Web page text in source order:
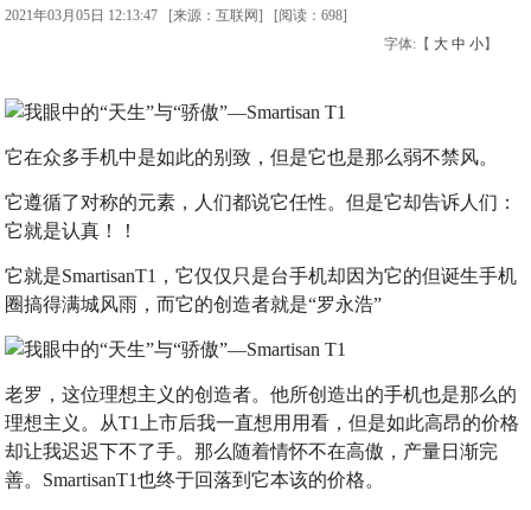
2021年03月05日 12:13:47 [来源：互联网] [阅读：698]
字体:【 大 中 小】
它在众多手机中是如此的别致，但是它也是那么弱不禁风。
它遵循了对称的元素，人们都说它任性。但是它却告诉人们：
它就是认真！！
它就是SmartisanT1，它仅仅只是台手机却因为它的但诞生手机
圈搞得满城风雨，而它的创造者就是“罗永浩”
老罗，这位理想主义的创造者。他所创造出的手机也是那么的
理想主义。从T1上市后我一直想用用看，但是如此高昂的价格
却让我迟迟下不了手。那么随着情怀不在高傲，产量日渐完
善。SmartisanT1也终于回落到它本该的价格。